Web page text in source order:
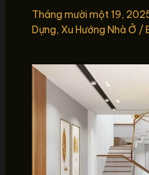
Tháng mười một 19,
Dựng, Xu Hướng Nhà Ở /